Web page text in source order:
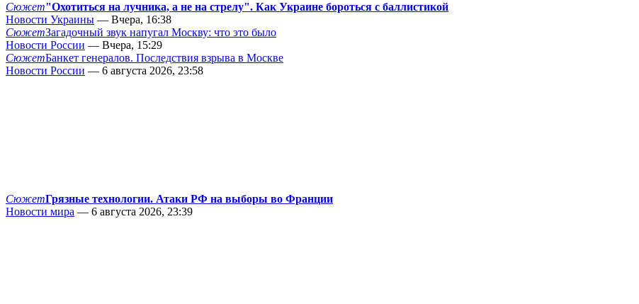
Сюжет"Охотиться на лучника, а не на стрелу". Как Украине бороться с баллистикой
Новости Украины — Вчера, 16:38
СюжетЗагадочный звук напугал Москву: что это было
Новости России — Вчера, 15:29
СюжетБанкет генералов. Последствия взрыва в Москве
Новости России — 6 августа 2026, 23:58
СюжетГрязные технологии. Атаки РФ на выборы во Франции
Новости мира — 6 августа 2026, 23:39